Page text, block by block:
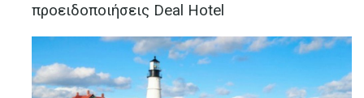
προειδοποιήσεις Deal Hotel